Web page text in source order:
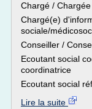
Chargé /
Chargé(e)
sociale/
Conseiller /
Ecoutant social
coordinatrice
Ecoutant social
Lire la suite